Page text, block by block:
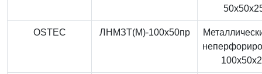
OSTEC ЛНМЗТ(М)-100x50пр